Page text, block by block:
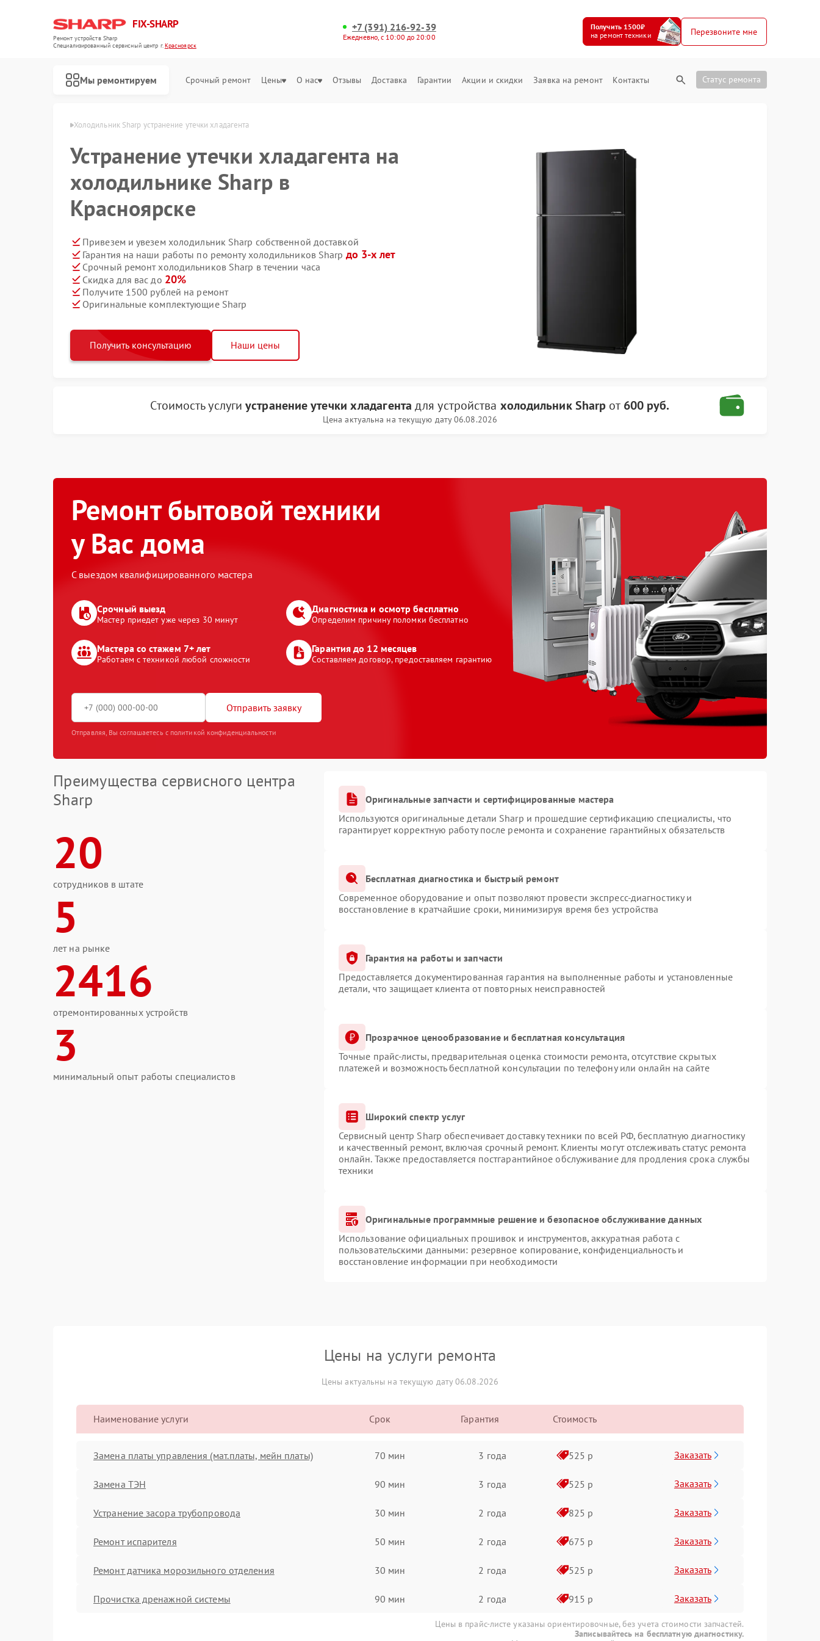
FIX-SHARP
Ремонт устройств Sharp
Специализированный cервисный центр г.Красноярск
+7 (391) 216-92-39
Ежедневно, с 10:00 до 20:00
Получить 1500₽
на ремонт техники
Перезвоните мне
Мы ремонтируем Срочный ремонт Цены О нас Отзывы Доставка Гарантии Акции и скидки Заявка на ремонт Контакты Статус ремонта
Холодильник Sharp устранение утечки хладагента
Устранение утечки хладагента на
холодильнике Sharp в
Красноярске
Привезем и увезем холодильник Sharp собственной доставкой
Гарантия на наши работы по ремонту холодильников Sharp до 3-х лет
Срочный ремонт холодильников Sharp в течении часа
Скидка для вас до 20%
Получите 1500 рублей на ремонт
Оригинальные комплектующие Sharp
Получить консультацию Наши цены
Стоимость услугиустранение утечки хладагента для устройства холодильник Sharp от 600 руб.
Цена актуальна на текущую дату 06.08.2026
Ремонт бытовой техники
у Вас дома
С выездом квалифицированного мастера
Срочный выезд
Мастер приедет уже через 30 минут
Диагностика и осмотр бесплатно
Определим причину поломки бесплатно
Мастера со стажем 7+ лет
Работаем с техникой любой сложности
Гарантия до 12 месяцев
Составляем договор, предоставляем гарантию
Отправить заявку
Отправляя, Вы соглашаетесь с политикой конфиденциальности
Преимущества сервисного центра
Sharp
20
сотрудников в штате
5
лет на рынке
2416
отремонтированных устройств
3
минимальный опыт работы специалистов
Оригинальные запчасти и сертифицированные мастера
Используются оригинальные детали Sharp и прошедшие сертификацию специалисты, что
гарантирует корректную работу после ремонта и сохранение гарантийных обязательств
Бесплатная диагностика и быстрый ремонт
Современное оборудование и опыт позволяют провести экспресс-диагностику и
восстановление в кратчайшие сроки, минимизируя время без устройства
Гарантия на работы и запчасти
Предоставляется документированная гарантия на выполненные работы и установленные
детали, что защищает клиента от повторных неисправностей
Прозрачное ценообразование и бесплатная консультация
Точные прайс-листы, предварительная оценка стоимости ремонта, отсутствие скрытых
платежей и возможность бесплатной консультации по телефону или онлайн на сайте
Широкий спектр услуг
Сервисный центр Sharp обеспечивает доставку техники по всей РФ, бесплатную диагностику
и качественный ремонт, включая срочный ремонт. Клиенты могут отслеживать статус ремонта
онлайн. Также предоставляется постгарантийное обслуживание для продления срока службы
техники
Оригинальные программные решение и безопасное обслуживание данных
Использование официальных прошивок и инструментов, аккуратная работа с
пользовательскими данными: резервное копирование, конфиденциальность и
восстановление информации при необходимости
Цены на услуги ремонта
Цены актуальны на текущую дату 06.08.2026
Наименование услуги Срок Гарантия Стоимость
Замена платы управления (мат.платы, мейн платы) 70 мин 3 года 525 р Заказать
Замена ТЭН 90 мин 3 года 525 р Заказать
Устранение засора трубопровода 30 мин 2 года 825 р Заказать
Ремонт испарителя 50 мин 2 года 675 р Заказать
Ремонт датчика морозильного отделения 30 мин 2 года 525 р Заказать
Прочистка дренажной системы 90 мин 2 года 915 р Заказать
Цены в прайс-листе указаны ориентировочные, без учета стоимости запчастей.
Записывайтесь на бесплатную диагностику.